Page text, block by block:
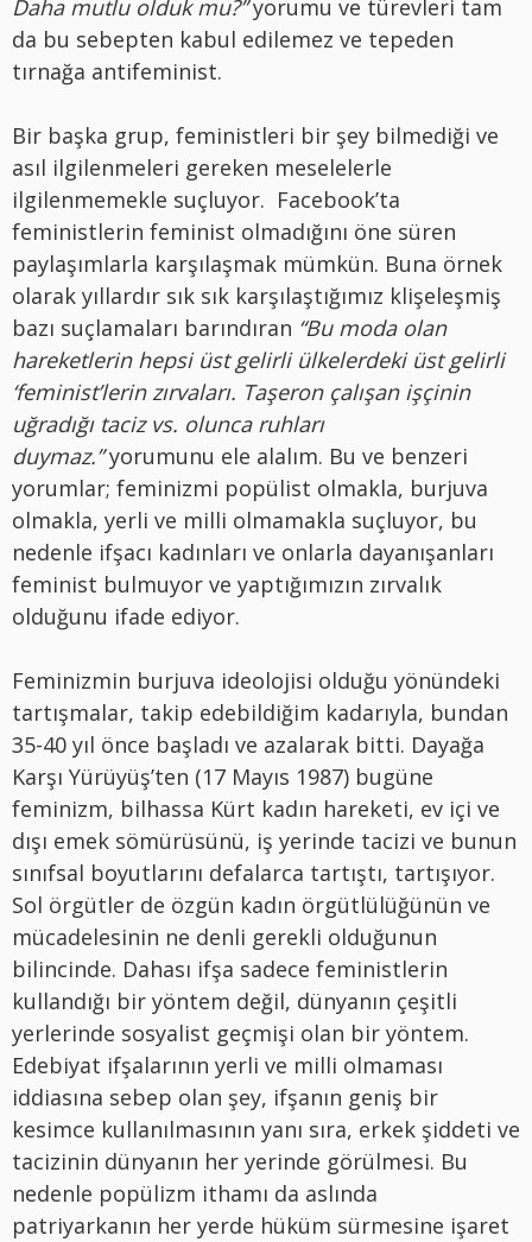
Daha mutlu olduk mu?”yorumu ve türevleri tam
da bu sebepten kabul edilemez ve tepeden
tırnağa antifeminist.
Bir başka grup, feministleri bir şey bilmediği ve
asıl ilgilenmeleri gereken meselelerle
ilgilenmemekle suçluyor. Facebook’ta
feministlerin feminist olmadığını öne süren
paylaşımlarla karşılaşmak mümkün. Buna örnek
olarak yıllardır sık sık karşılaştığımız klişeleşmiş
bazı suçlamaları barındıran “Bu moda olan
hareketlerin hepsi üst gelirli ülkelerdeki üst gelirli
‘feminist’lerin zırvaları. Taşeron çalışan işçinin
uğradığı taciz vs. olunca ruhları
duymaz.”yorumunu ele alalım. Bu ve benzeri
yorumlar; feminizmi popülist olmakla, burjuva
olmakla, yerli ve milli olmamakla suçluyor, bu
nedenle ifşacı kadınları ve onlarla dayanışanları
feminist bulmuyor ve yaptığımızın zırvalık
olduğunu ifade ediyor.
Feminizmin burjuva ideolojisi olduğu yönündeki
tartışmalar, takip edebildiğim kadarıyla, bundan
35-40 yıl önce başladı ve azalarak bitti. Dayağa
Karşı Yürüyüş’ten (17 Mayıs 1987) bugüne
feminizm, bilhassa Kürt kadın hareketi, ev içi ve
dışı emek sömürüsünü, iş yerinde tacizi ve bunun
sınıfsal boyutlarını defalarca tartıştı, tartışıyor.
Sol örgütler de özgün kadın örgütlülüğünün ve
mücadelesinin ne denli gerekli olduğunun
bilincinde. Dahası ifşa sadece feministlerin
kullandığı bir yöntem değil, dünyanın çeşitli
yerlerinde sosyalist geçmişi olan bir yöntem.
Edebiyat ifşalarının yerli ve milli olmaması
iddiasına sebep olan şey, ifşanın geniş bir
kesimce kullanılmasının yanı sıra, erkek şiddeti ve
tacizinin dünyanın her yerinde görülmesi. Bu
nedenle popülizm ithamı da aslında
patriyarkanın her yerde hüküm sürmesine işaret